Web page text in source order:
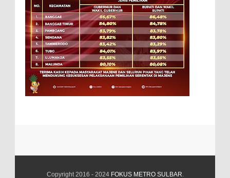
Copyright 2016 - 2024 FOKUS METRO SULBAR.